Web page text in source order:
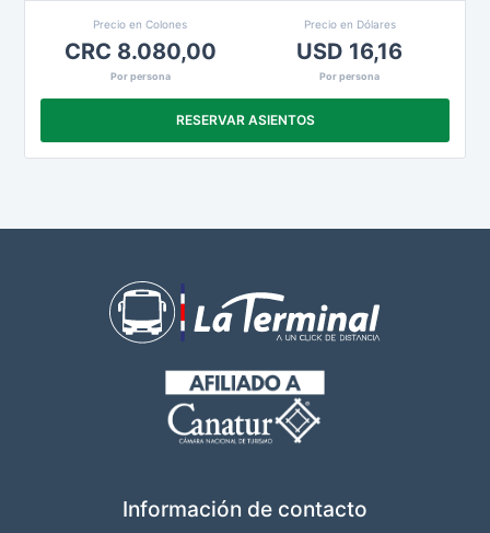
Precio en Colones
CRC 8.080,00
Por persona
Precio en Dólares
USD 16,16
Por persona
RESERVAR ASIENTOS
Información de contacto